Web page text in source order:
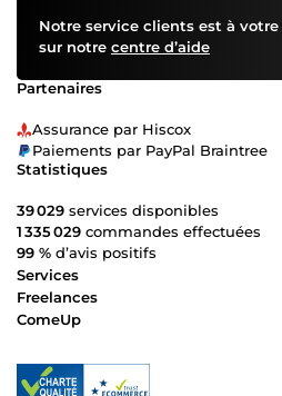
Notre service clients est à
sur notre centre d’aide
Partenaires
Assurance par Hiscox
Paiements par PayPal Braintree
Statistiques
39 029 services disponibles
1 335 029 commandes effectuées
99 % d’avis positifs
Services
Freelances
ComeUp